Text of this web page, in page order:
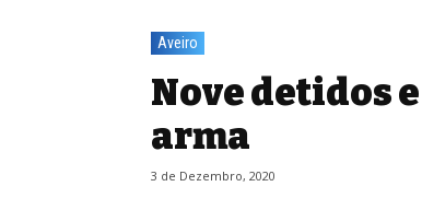
Aveiro
Nove detidos
arma
3 de Dezembro, 2020